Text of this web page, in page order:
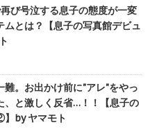
び号泣する息子の態度が一変
ムとは？【息子の写真館デビュ
難。お出かけ前に"アレ"をやっ
、と激しく反省…！！【息子の
by ヤマモト